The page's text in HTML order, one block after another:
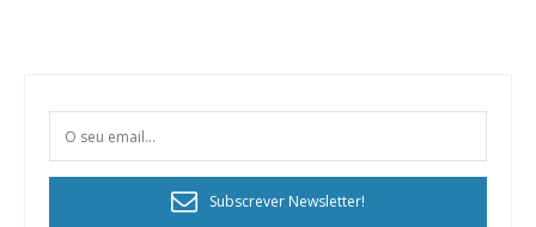
Subscrever Newsletter!